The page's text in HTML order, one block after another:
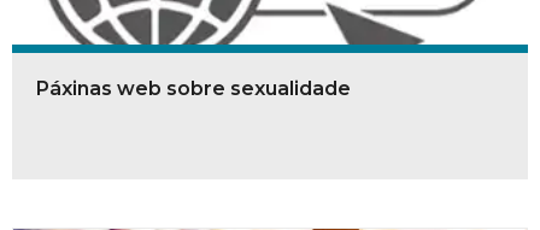
Páxinas web sobre sexualidade